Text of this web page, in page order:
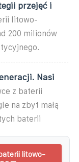
przejęć i
litowo-
200 milionów
Nasi
z baterii
na zbyt małą
baterii
litowo-